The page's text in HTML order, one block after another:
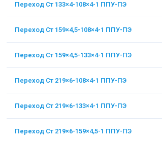
Переход Ст 133×4-108×4-1 ППУ-ПЭ
Переход Ст 159×4,5-108×4-1 ППУ-ПЭ
Переход Ст 159×4,5-133×4-1 ППУ-ПЭ
Переход Ст 219×6-108×4-1 ППУ-ПЭ
Переход Ст 219×6-133×4-1 ППУ-ПЭ
Переход Ст 219×6-159×4,5-1 ППУ-ПЭ